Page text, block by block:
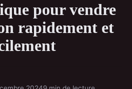
pour vendre
rapidement et